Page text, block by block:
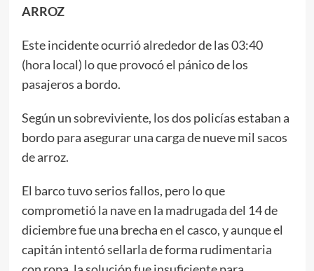
ARROZ
Este incidente ocurrió alrededor de las 03:40
(hora local) lo que provocó el pánico de los
pasajeros a bordo.
Según un sobreviviente, los dos policías estaban a
bordo para asegurar una carga de nueve mil sacos
de arroz.
El barco tuvo serios fallos, pero lo que
comprometió la nave en la madrugada del 14 de
diciembre fue una brecha en el casco, y aunque el
capitán intentó sellarla de forma rudimentaria